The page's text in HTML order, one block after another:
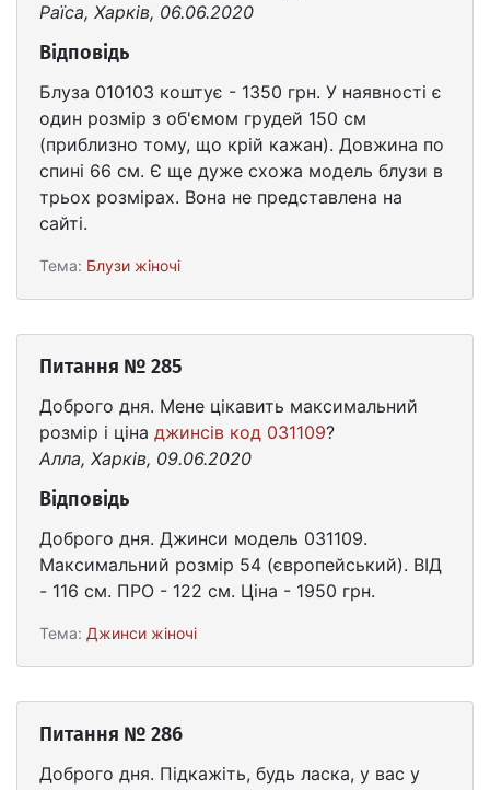
Раїса, Харків, 06.06.2020
Відповідь
Блуза 010103 коштує - 1350 грн. У наявності є
один розмір з об'ємом грудей 150 см
(приблизно тому, що крій кажан). Довжина по
спині 66 см. Є ще дуже схожа модель блузи в
трьох розмірах. Вона не представлена ​​на
сайті.
Тема: Блузи жіночі
Питання № 285
Доброго дня. Мене цікавить максимальний
розмір і ціна джинсів код 031109?
Алла, Харків, 09.06.2020
Відповідь
Доброго дня. Джинси модель 031109.
Максимальний розмір 54 (європейський). ВІД
- 116 см. ПРО - 122 см. Ціна - 1950 грн.
Тема: Джинси жіночі
Питання № 286
Доброго дня. Підкажіть, будь ласка, у вас у